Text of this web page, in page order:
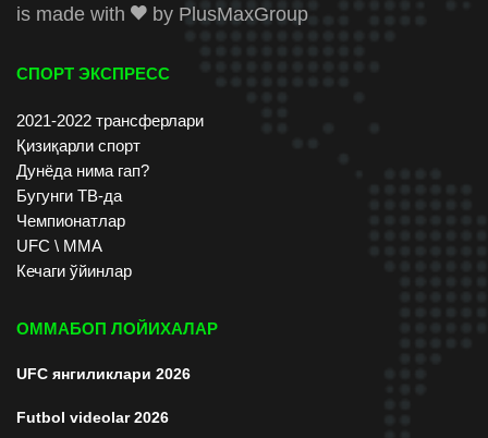
is made with
by PlusMaxGroup
СПОРТ ЭКСПРЕСС
2021-2022 трансферлари
Қизиқарли спорт
Дунёда нима гап?
Бугунги ТВ-да
Чемпионатлар
UFC \ ММА
Кечаги ўйинлар
ОММАБОП ЛОЙИХАЛАР
UFC янгиликлари 2026
Futbol videolar 2026